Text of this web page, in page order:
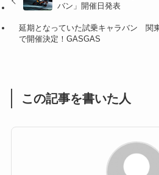
(47)
(1)
(16)
バン」開催日発表
延期となっていた試乗キャラバン 関
で開催決定！GASGAS
この記事を書いた人